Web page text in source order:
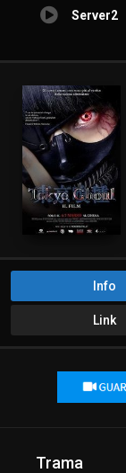
Server2
Info
Link
Trama